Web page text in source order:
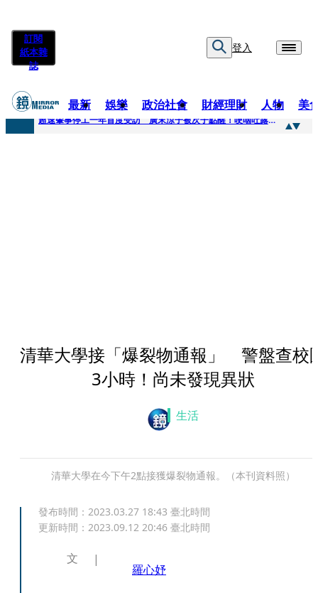
訂閱
紙本雜
誌
登入
最新 娛樂 政治社會 財經理財 人物 美
快訊
超速肇事停工一年首度受訪 廣末涼子被次子點醒！哽咽吐露：不再偽裝完美
清華大學接「爆裂物通報」 警盤查校
3小時！尚未發現異狀
生活
清華大學在今下午2點接獲爆裂物通報。（本刊資料照）
發布時間： 2023.03.27 18:43 臺北時間
更新時間： 2023.09.12 20:46 臺北時間
文
羅心妤